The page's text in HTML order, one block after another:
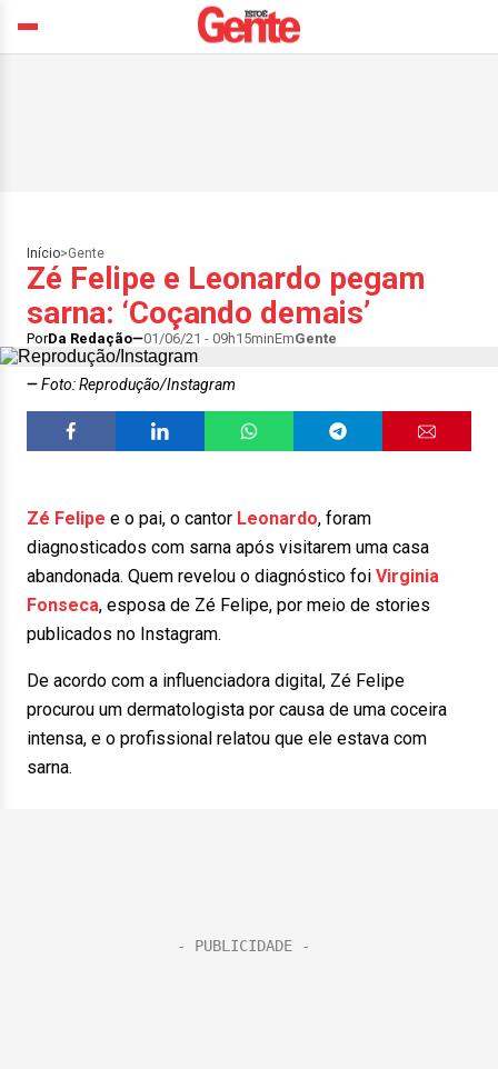
Início>Gente
Zé Felipe e Leonardo pegam
sarna: ‘Coçando demais’
PorDa Redação 01/06/21 - 09h15minEmGente
Foto: Reprodução/Instagram
Zé Felipe e o pai, o cantor Leonardo, foram
diagnosticados com sarna após visitarem uma casa
abandonada. Quem revelou o diagnóstico foi Virginia
Fonseca, esposa de Zé Felipe, por meio de stories
publicados no Instagram.
De acordo com a influenciadora digital, Zé Felipe
procurou um dermatologista por causa de uma coceira
intensa, e o profissional relatou que ele estava com
sarna.